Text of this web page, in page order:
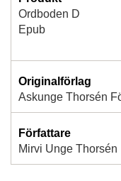
Ordboden D
Epub
Originalförlag
Askunge Thorsén
Författare
Mirvi Unge Thorsén